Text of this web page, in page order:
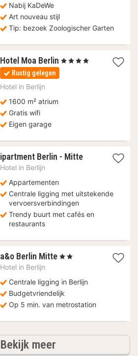
112,88
€
Nabij KaDeWe
Art nouveau stijl
Tip: bezoek Zoologischer Garten
Hotel Moa Berlin 2
, 4 Sterren
Rustig gelegen
Hotel in Berlijn
1600 m² atrium
Gratis wifi
Eigen garage
ipartment Berlin - Mitte1
€
Hotel in Berlijn
Appartementen
Centrale ligging met uitstekende
vervoersverbindingen
Trendy buurt met cafés en
restaurants
a&o Berlin Mitte 2
86,01
€
, 2 Sterren
Hotel in Berlijn
Centrale ligging in Berlijn
Budgetvriendelijk
Op 5 min. van metrostation
Bekijk meerhotels